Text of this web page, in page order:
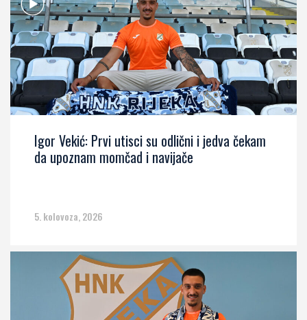
Igor Vekić: Prvi utisci su odlični i jedva čekam
da upoznam momčad i navijače
5. kolovoza, 2026